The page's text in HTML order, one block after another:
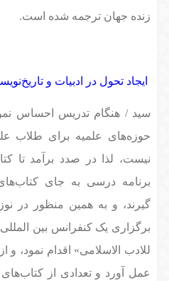
زنده جهان ترجمه شده است.
ایجاد تحول در ادبیات و
سید / هنگام تدریس احساس
حوزه‌های علمیه برای طلاب
نیست، لذا در صدد برآمد تا
برنامه درسی به جای
برگزاری یک کنفرانس بین
للادب الاسلامی» اقدام نمود،
عمل آورد و تعدادی از